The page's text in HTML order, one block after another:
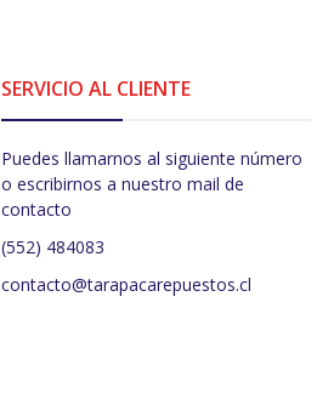
SERVICIO AL CLIENTE
Puedes llamarnos al siguiente número
o escribirnos a nuestro mail de
contacto
(552) 484083
contacto@tarapacarepuestos.cl